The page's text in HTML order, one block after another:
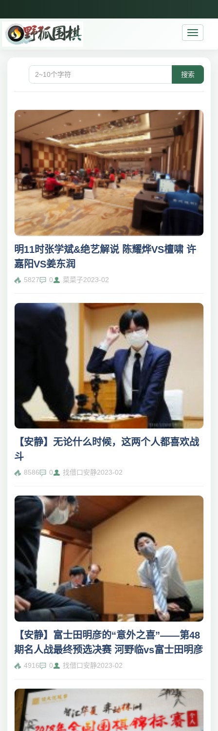
Toggle
搜索
明11时张学斌&绝艺解说 陈耀烨VS檀啸 许
嘉阳VS姜东润
5827 0 菜菜子2023-02
【安静】无论什么时候，这两个人都喜欢战
斗
8586 0 找借口安静2023-02
【安静】富士田明彦的“意外之喜”——第48
期名人战最终预选决赛 河野临vs富士田明彦
4916 0 找借口安静2023-02